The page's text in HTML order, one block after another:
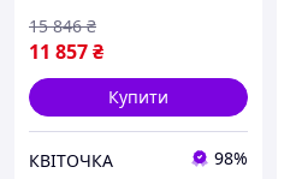
11 857₴
15 846 ₴
Купити
КВІТОЧКА 98%